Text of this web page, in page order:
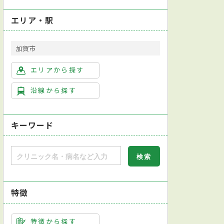
エリア・駅
加賀市
エリアから探す
沿線から探す
キーワード
特徴
特徴から探す